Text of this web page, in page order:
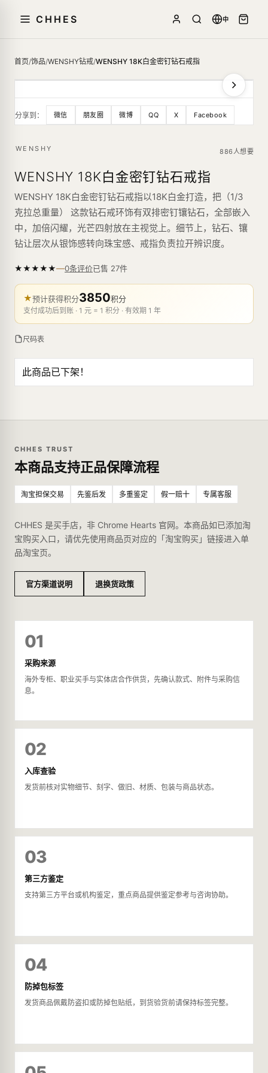
CHHES 中
首页/饰品/WENSHY钻戒/WENSHY 18K白金密钉钻石戒指
分享到： 微信 朋友圈 微博 QQ X Facebook
WENSHY 886人想要
WENSHY 18K白金密钉钻石戒指
WENSHY 18K白金密钉钻石戒指以18K白金打造，把（1/3
克拉总重量） 这款钻石戒环饰有双排密钉镶钻石，全部嵌入
中，加倍闪耀，光芒四射放在主视觉上。细节上，钻石、镶
钻让层次从银饰感转向珠宝感、戒指负责拉开辨识度。
★★★★★—0条评价已售 27件
★预计获得积分3850积分
支付成功后到账 · 1 元 = 1 积分 · 有效期 1 年
尺码表
此商品已下架！
CHHES TRUST
本商品支持正品保障流程
淘宝担保交易 先鉴后发 多重鉴定 假一赔十 专属客服
CHHES 是买手店，非 Chrome Hearts 官网。本商品如已添加淘
宝购买入口，请优先使用商品页对应的「淘宝购买」链接进入单
品淘宝页。
官方渠道说明 退换货政策
01
采购来源
海外专柜、职业买手与实体店合作供货，先确认款式、附件与采购信
息。
02
入库查验
发货前核对实物细节、刻字、做旧、材质、包装与商品状态。
03
第三方鉴定
支持第三方平台或机构鉴定，重点商品提供鉴定参考与咨询协助。
04
防掉包标签
发货商品佩戴防盗扣或防掉包贴纸，到货验货前请保持标签完整。